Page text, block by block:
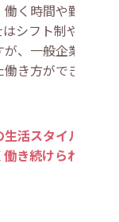
く時間や勤務形
シフト制や残
、一般企業に転
き方ができるか
活スタイルに合
き続けられる職